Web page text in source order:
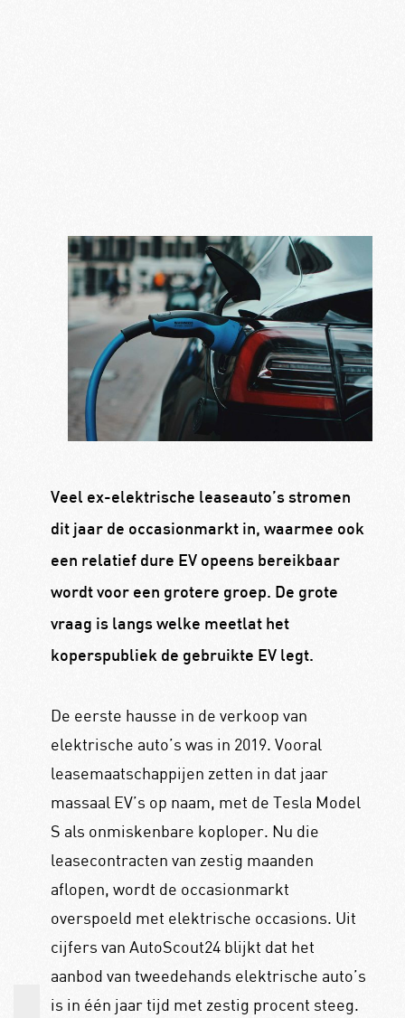
Veel ex-elektrische leaseauto’s stromen
dit jaar de occasionmarkt in, waarmee ook
een relatief dure EV opeens bereikbaar
wordt voor een grotere groep. De grote
vraag is langs welke meetlat het
koperspubliek de gebruikte EV legt.
De eerste hausse in de verkoop van
elektrische auto’s was in 2019. Vooral
leasemaatschappijen zetten in dat jaar
massaal EV’s op naam, met de Tesla Model
S als onmiskenbare koploper. Nu die
leasecontracten van zestig maanden
aflopen, wordt de occasionmarkt
overspoeld met elektrische occasions. Uit
cijfers van AutoScout24 blijkt dat het
aanbod van tweedehands elektrische auto’s
is in één jaar tijd met zestig procent steeg.